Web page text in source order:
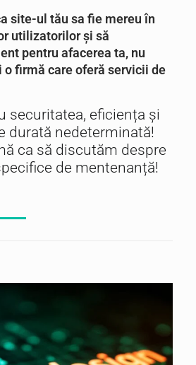
site-ul tău sa fie mereu în
utilizatorilor și să
pentru afacerea ta, nu
o firmă care oferă servicii de
securitatea, eficiența și
durată nedeterminată!
ca să discutăm despre
de mentenanță!